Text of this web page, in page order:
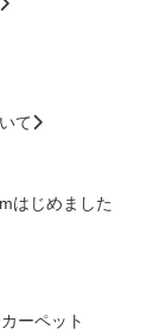
て
ーペット